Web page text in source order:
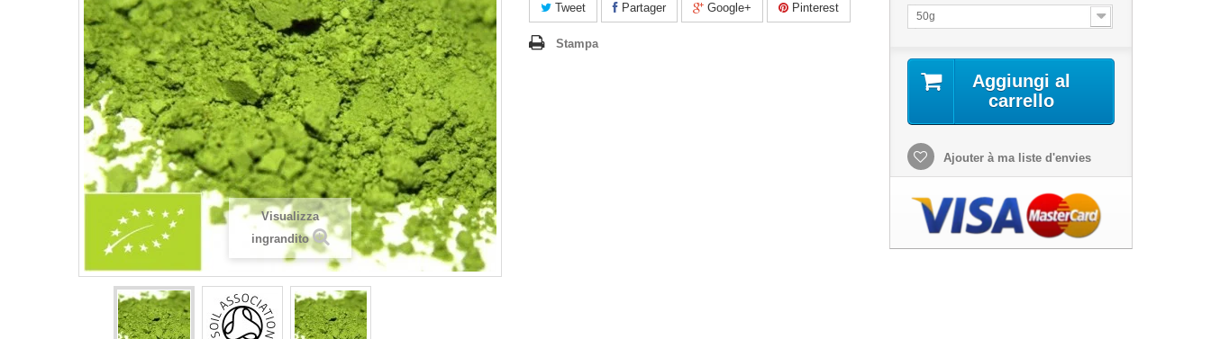
Visualizza
ingrandito
Tweet Partager Google+ Pinterest
Stampa
50g
Aggiungi al
carrello
Ajouter à ma liste d'envies